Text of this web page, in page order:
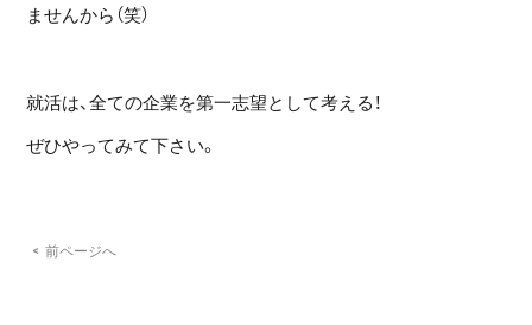
ませんから（笑）
就活は、全ての企業を第一志望として考える！
ぜひやってみて下さい。
< 前ページへ